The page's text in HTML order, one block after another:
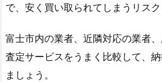
で、安く買い取られてしまうリスク
富士市内の業者、近隣対応の業者
査定サービスをうまく比較して、
ましょう。